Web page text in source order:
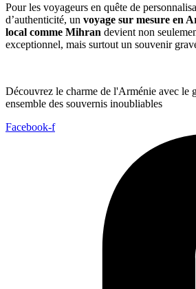
Pour les voyageurs en quête de
d’authenticité, un voyage sur mesure en
local comme Mihran devient non
exceptionnel, mais surtout un souvenir
Découvrez le charme de l'Arménie avec le
ensemble des souvernis inoubliables
Facebook-f